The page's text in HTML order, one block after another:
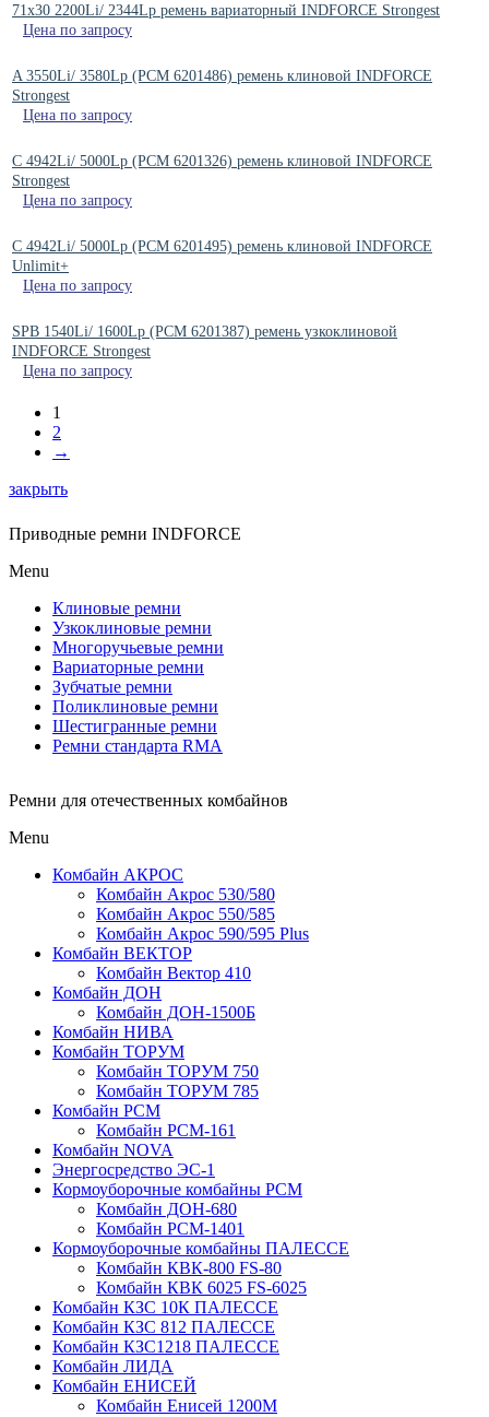
71x30 2200Li/ 2344Lp ремень вариаторный INDFORCE Strongest
Цена по запросу
A 3550Li/ 3580Lp (РСМ 6201486) ремень клиновой INDFORCE
Strongest
Цена по запросу
C 4942Li/ 5000Lp (РСМ 6201326) ремень клиновой INDFORCE
Strongest
Цена по запросу
C 4942Li/ 5000Lp (РСМ 6201495) ремень клиновой INDFORCE
Unlimit+
Цена по запросу
SPB 1540Li/ 1600Lp (РСМ 6201387) ремень узкоклиновой
INDFORCE Strongest
Цена по запросу
1
2
→
закрыть
Приводные ремни INDFORCE
Menu
Клиновые ремни
Узкоклиновые ремни
Многоручьевые ремни
Вариаторные ремни
Зубчатые ремни
Поликлиновые ремни
Шестигранные ремни
Ремни стандарта RMA
Ремни для отечественных комбайнов
Menu
Комбайн АКРОС
Комбайн Акрос 530/580
Комбайн Акрос 550/585
Комбайн Акрос 590/595 Plus
Комбайн ВЕКТОР
Комбайн Вектор 410
Комбайн ДОН
Комбайн ДОН-1500Б
Комбайн НИВА
Комбайн ТОРУМ
Комбайн ТОРУМ 750
Комбайн ТОРУМ 785
Комбайн РСМ
Комбайн РСМ-161
Комбайн NOVA
Энергосредство ЭС-1
Кормоуборочные комбайны РСМ
Комбайн ДОН-680
Комбайн РСМ-1401
Кормоуборочные комбайны ПАЛЕССЕ
Комбайн КВК-800 FS-80
Комбайн КВК 6025 FS-6025
Комбайн КЗС 10К ПАЛЕССЕ
Комбайн КЗС 812 ПАЛЕССЕ
Комбайн КЗС1218 ПАЛЕССЕ
Комбайн ЛИДА
Комбайн ЕНИСЕЙ
Комбайн Енисей 1200М